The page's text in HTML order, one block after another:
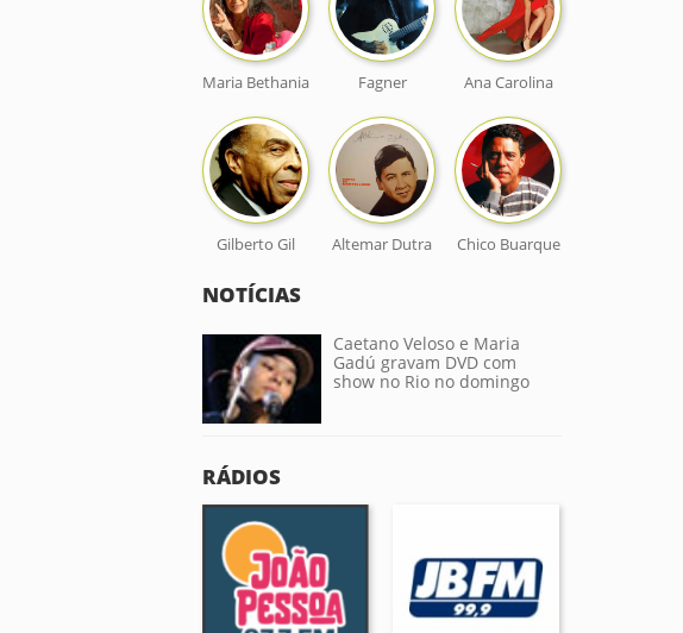
Maria Bethania Fagner Ana Carolina
Gilberto Gil Altemar Dutra Chico Buarque
NOTÍCIAS
Caetano Veloso e Maria
Gadú gravam DVD com
show no Rio no domingo
RÁDIOS